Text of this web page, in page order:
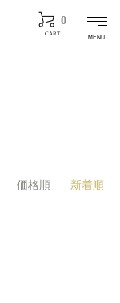
0
CART MENU
価格順 新着順